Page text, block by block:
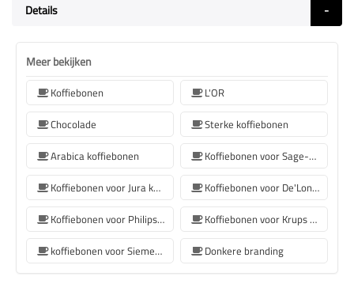
Details
Meer bekijken
Koffiebonen
L'OR
Chocolade
Sterke koffiebonen
Arabica koffiebonen
Koffiebonen voor Sage-koffiemachines
Koffiebonen voor Jura koffiemachine
Koffiebonen voor De'Longhi koffiemachine
Koffiebonen voor Philips koffiemachine
Koffiebonen voor Krups koffiemachine
koffiebonen voor Siemens koffiemachine
Donkere branding